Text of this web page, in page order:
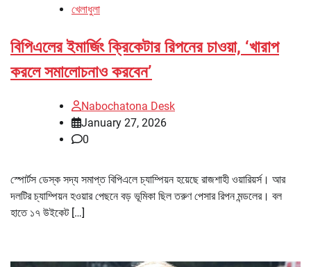
খেলাধুলা
বিপিএলের ইমার্জিং ক্রিকেটার রিপনের চাওয়া, ‘খারাপ
করলে সমালোচনাও করবেন’
Nabochatona Desk
January 27, 2026
0
স্পোর্টস ডেস্ক সদ্য সমাপ্ত বিপিএলে চ্যাম্পিয়ন হয়েছে রাজশাহী ওয়ারিয়র্স। আর
দলটির চ্যাম্পিয়ন হওয়ার পেছনে বড় ভূমিকা ছিল তরুণ পেসার রিপন মন্ডলের। বল
হাতে ১৭ উইকেট […]